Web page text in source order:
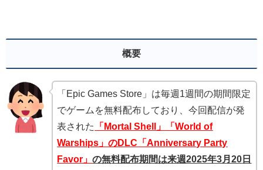
概要
「Epic Games Store」は毎週1週間の期間限定
でゲームを無料配布しており、今回配信が発
表された
「Mortal Shell 」
「World of
Warships」のDLC「Anniversary Party
Favor」の無料配布期間は来週2025年3月20 日